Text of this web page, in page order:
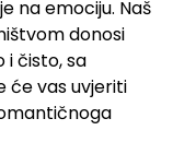
na emociju. Naš
donosi
i čisto, sa
će vas uvjeriti